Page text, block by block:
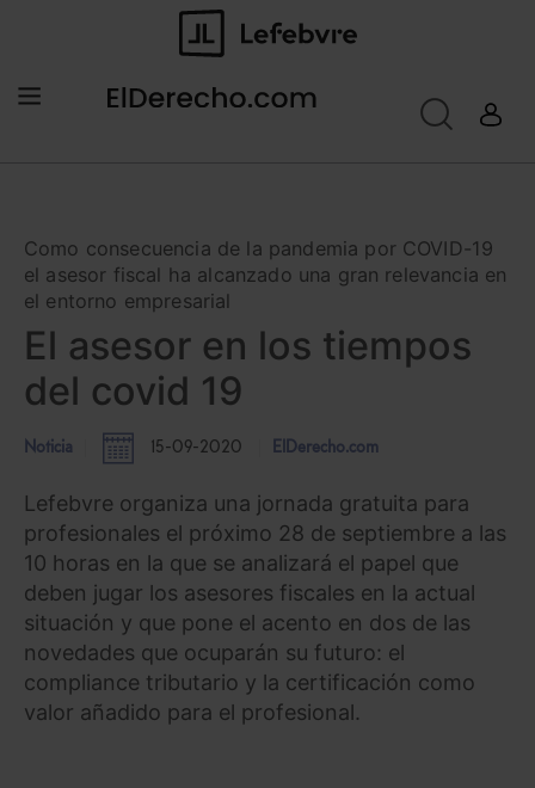
Como consecuencia de la pandemia por COVID-19
el asesor fiscal ha alcanzado una gran relevancia en
el entorno empresarial
El asesor en los tiempos
del covid 19
Noticia 15-09-2020 ElDerecho.com
Lefebvre organiza una jornada gratuita para
profesionales el próximo 28 de septiembre a las
10 horas en la que se analizará el papel que
deben jugar los asesores fiscales en la actual
situación y que pone el acento en dos de las
novedades que ocuparán su futuro: el
compliance tributario y la certificación como
valor añadido para el profesional.